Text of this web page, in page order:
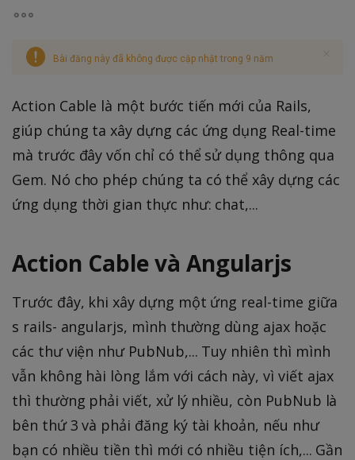
Bài đăng này đã không được cập nhật trong 9 năm
Action Cable là một bước tiến mới của Rails,
giúp chúng ta xây dựng các ứng dụng Real-time
mà trước đây vốn chỉ có thể sử dụng thông qua
Gem. Nó cho phép chúng ta có thể xây dựng các
ứng dụng thời gian thực như: chat,...
Action Cable và Angularjs
Trước đây, khi xây dựng một ứng real-time giữa
s rails- angularjs, mình thường dùng ajax hoặc
các thư viện như PubNub,... Tuy nhiên thì mình
vẫn không hài lòng lắm với cách này, vì viết ajax
thì thường phải viết, xử lý nhiều, còn PubNub là
bên thứ 3 và phải đăng ký tài khoản, nếu như
bạn có nhiều tiền thì mới có nhiều tiện ích,... Gần